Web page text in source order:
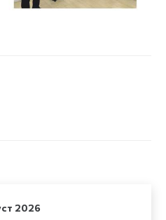
2026